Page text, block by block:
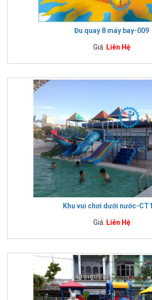
Đu quay 8 máy bay-009
Giá: Liên Hệ
Khu vui chơi dưới nước-
Giá: Liên Hệ